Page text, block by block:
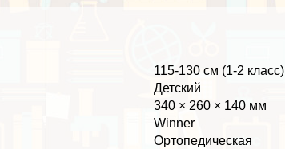
115-130 см (1-2 класс)
Детский
340 × 260 × 140 мм
Winner
Ортопедическая